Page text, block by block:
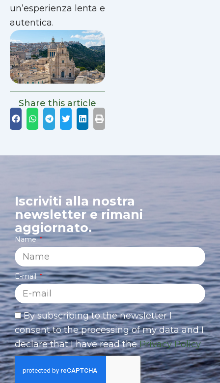
un’esperienza lenta e
autentica.
Share this article
Iscriviti alla nostra
newsletter e rimani
aggiornato.
Name
E-mail
By subscribing to the newsletter I
consent to the processing of my data and I
declare that I have read thePrivacy Policy